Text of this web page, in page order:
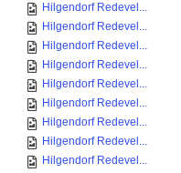
Hilgendorf Redevel...
Hilgendorf Redevel...
Hilgendorf Redevel...
Hilgendorf Redevel...
Hilgendorf Redevel...
Hilgendorf Redevel...
Hilgendorf Redevel...
Hilgendorf Redevel...
Hilgendorf Redevel...